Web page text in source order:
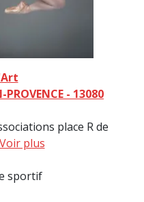
- 13080
place R de
Voir plus
sportif